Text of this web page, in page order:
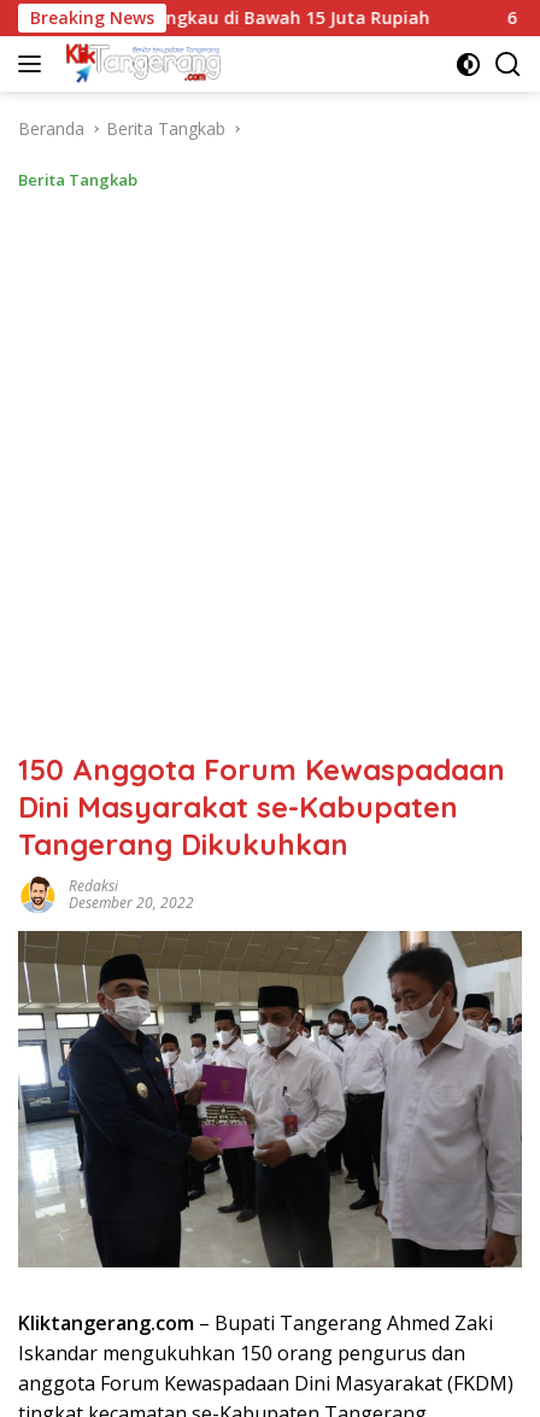
Langsung
ke
konten
Breaking News
Terjangkau di Bawah 15 Juta Rupiah 6 Cara
Beranda Berita Tangkab
Berita Tangkab
150 Anggota Forum Kewaspadaan
Dini Masyarakat se-Kabupaten
Tangerang Dikukuhkan
Redaksi
Desember 20, 2022
Kliktangerang.com – Bupati Tangerang Ahmed Zaki
Iskandar mengukuhkan 150 orang pengurus dan
anggota Forum Kewaspadaan Dini Masyarakat (FKDM)